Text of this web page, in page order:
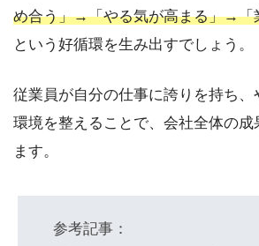
め合う」→「やる気が高まる」→「
という好循環を生み出すでしょう。
従業員が自分の仕事に誇りを持ち、
環境を整えることで、会社全体の成
ます。
参考記事：